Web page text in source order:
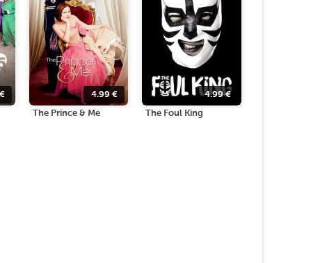
4.99 €
The Prince & Me
4.99€
The Foul King